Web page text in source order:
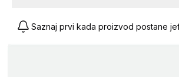
Saznaj prvi kada proizvod postane